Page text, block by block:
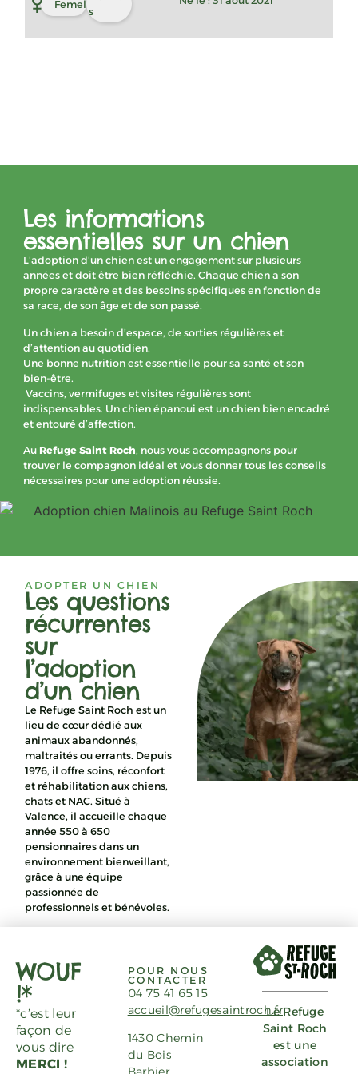
Femelle
s
Les informations
essentielles sur un chien
L’adoption d’un chien est un engagement sur plusieurs
années et doit être bien réfléchie. Chaque chien a son
propre caractère et des besoins spécifiques en fonction de
sa race, de son âge et de son passé.
Un chien a besoin d’espace, de sorties régulières et
d’attention au quotidien.
Une bonne nutrition est essentielle pour sa santé et son
bien-être.
Vaccins, vermifuges et visites régulières sont
indispensables. Un chien épanoui est un chien bien encadré
et entouré d’affection.
Au Refuge Saint Roch, nous vous accompagnons pour
trouver le compagnon idéal et vous donner tous les conseils
nécessaires pour une adoption réussie.
ADOPTER UN CHIEN
Les questions
récurrentes
sur
l’adoption
d’un chien
Le Refuge Saint Roch est un
lieu de cœur dédié aux
animaux abandonnés,
maltraités ou errants. Depuis
1976, il offre soins, réconfort
et réhabilitation aux chiens,
chats et NAC. Situé à
Valence, il accueille chaque
année 550 à 650
pensionnaires dans un
environnement bienveillant,
grâce à une équipe
passionnée de
professionnels et bénévoles.
WOUF
!*
*c’est leur
façon de
vous dire
MERCI !
POUR NOUS
CONTACTER
04 75 41 65 15
accueil@refugesaintroch.fr
1430 Chemin
du Bois
Le Refuge
Saint Roch
est une
association